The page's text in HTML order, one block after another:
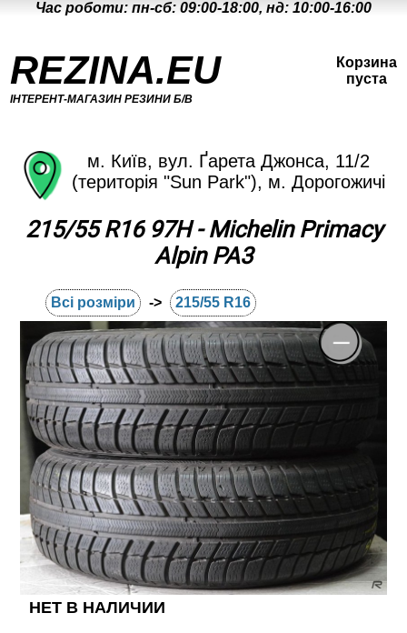
Час роботи: пн-сб: 09:00-18:00, нд: 10:00-16:00
REZINA.EU
ІНТЕРЕНТ-МАГАЗИН РЕЗИНИ Б/В
м. Київ, вул. Ґарета Джонса, 11/2
(територія "Sun Park"), м. Дорогожичі
Корзина
пуста
215/55 R16 97H - Michelin Primacy
Alpin PA3
Всі розміри -> 215/55 R16
НЕТ В НАЛИЧИИ